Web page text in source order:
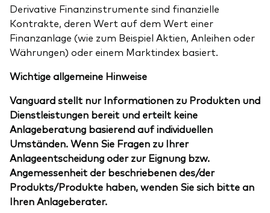
Derivative Finanzinstrumente sind finanzielle
Kontrakte, deren Wert auf dem Wert einer
Finanzanlage (wie zum Beispiel Aktien, Anleihen oder
Währungen) oder einem Marktindex basiert.
Wichtige allgemeine Hinweise
Vanguard stellt nur Informationen zu Produkten und
Dienstleistungen bereit und erteilt keine
Anlageberatung basierend auf individuellen
Umständen. Wenn Sie Fragen zu Ihrer
Anlageentscheidung oder zur Eignung bzw.
Angemessenheit der beschriebenen des/der
Produkts/Produkte haben, wenden Sie sich bitte an
Ihren Anlageberater.